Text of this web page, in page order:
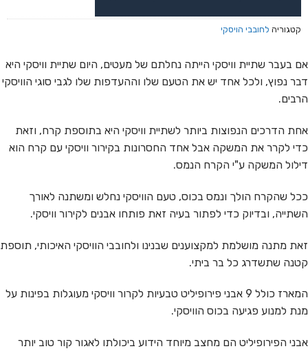
קטגוריה לחובבי הויסקי
אם בעבר שתיית וויסקי הייתה נחלתם של מעטים, היום שתיית וויסקי היא
דבר נפוץ, ולכל אחד יש את הטעם שלו וההעדפות שלו לגבי סוגי הוויסקי
הרבים.
אחת הדרכים הנפוצות ביותר לשתיית וויסקי היא בתוספת קרח, וזאת
כדי לקרר את המשקה אבל אחד החסרונות בקירור וויסקי עם קרח הוא
דילול המשקה ע"י הקרח הנמס.
ככל שהקרח הולך ונמס בכוס, טעם הוויסקי נחלש ומשתנה לאורך
השתייה, ובדיוק כדי לפתור בעיה זאת פותחו אבנים לקירור וויסקי.
זאת מתנה מושלמת למקצוענים שבנינו ולחובבי הוויסקי האיכותי, תוספת
קטנה שתשדרג כל בר ביתי.
המארז כולל 9 אבני פירופיליט טבעיות לקרור וויסקי מעוגלות בפינות על
מנת למנוע פגיעה בכוס הוויסקי.
אבני הפירופיליט הם מחצב מיוחד הידוע ביכולתו לאגור קור טוב יותר